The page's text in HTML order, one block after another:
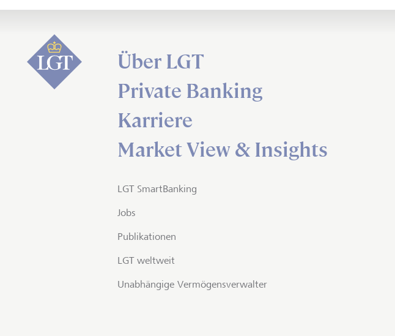
Über LGT
Private Banking
Karriere
Market View & Insights
LGT SmartBanking
Jobs
Publikationen
LGT weltweit
Unabhängige Vermögensverwalter